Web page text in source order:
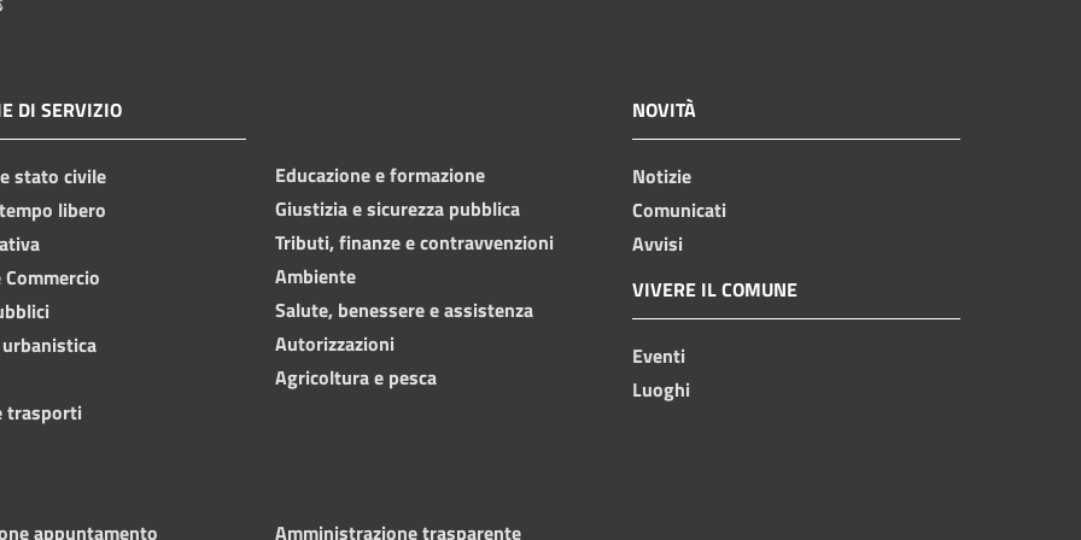
DI SERVIZIO
stato civile
libero
trasporti
Educazione e formazione
Giustizia e sicurezza pubblica
Tributi, finanze e contravvenzioni
Ambiente
Salute, benessere e assistenza
Autorizzazioni
Agricoltura e pesca
NOVITÀ
Notizie
Comunicati
Avvisi
VIVERE IL COMUNE
Eventi
Luoghi
appuntamento Amministrazione trasparente